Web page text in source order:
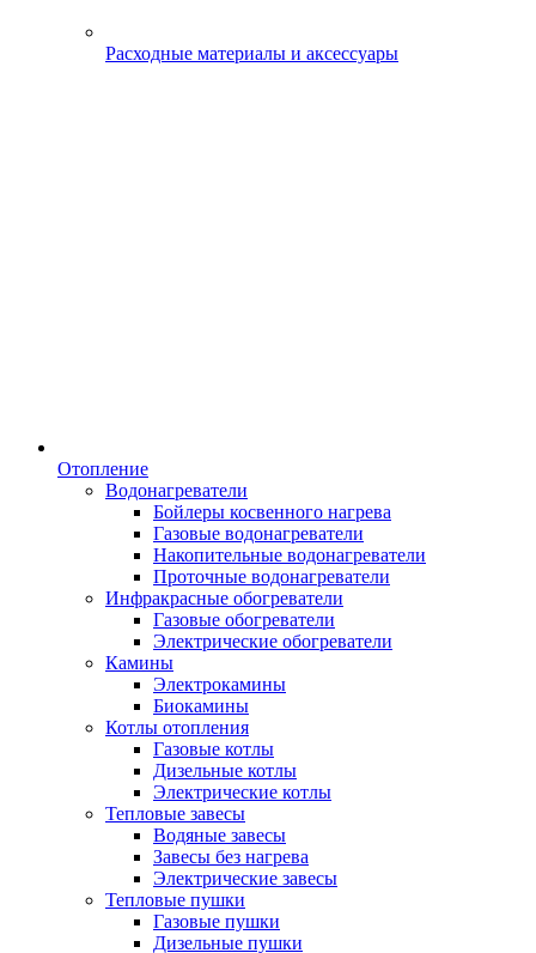
Расходные материалы и аксессуары
Отопление
Водонагреватели
Бойлеры косвенного нагрева
Газовые водонагреватели
Накопительные водонагреватели
Проточные водонагреватели
Инфракрасные обогреватели
Газовые обогреватели
Электрические обогреватели
Камины
Электрокамины
Биокамины
Котлы отопления
Газовые котлы
Дизельные котлы
Электрические котлы
Тепловые завесы
Водяные завесы
Завесы без нагрева
Электрические завесы
Тепловые пушки
Газовые пушки
Дизельные пушки